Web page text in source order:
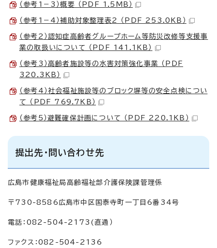
（参考1－3）概要 （PDF 1.5MB）
（参考1－4）補助対象整理表2 （PDF 253.0KB）
（参考2）認知症高齢者グループホーム等防災改修等支援事
業の取扱いについて （PDF 141.1KB）
（参考3）高齢者施設等の水害対策強化事業 （PDF
320.3KB）
（参考4）社会福祉施設等のブロック塀等の安全点検につい
て （PDF 769.7KB）
（参考5）避難確保計画について （PDF 220.1KB）
提出先・問い合わせ先
広島市健康福祉局高齢福祉部介護保険課管理係
〒730-8586広島市中区国泰寺町一丁目6番34号
電話：082-504-2173(直通）
ファクス：082-504-2136